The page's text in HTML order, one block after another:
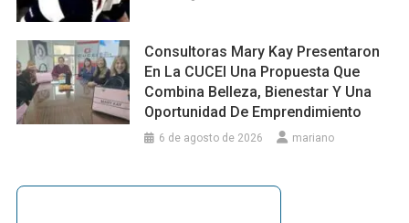
Consultoras Mary Kay Presentaron
En La CUCEI Una Propuesta Que
Combina Belleza, Bienestar Y Una
Oportunidad De Emprendimiento
6 de agosto de 2026 mariano